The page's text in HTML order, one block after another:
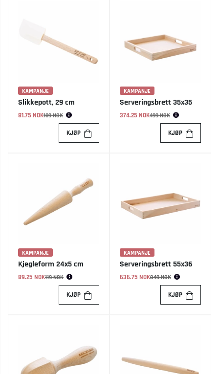
KAMPANJE
Slikkepott, 29 cm
81.75 NOK
Vanlig pris:109 NOK
KJØP
KAMPANJE
Serveringsbrett 35x35
374.25 NOK
Vanlig pris:499 NOK
KJØP
KAMPANJE
Kjegleform 24x5 cm
89.25 NOK
Vanlig pris:119 NOK
KJØP
KAMPANJE
Serveringsbrett 55x36
636.75 NOK
Vanlig pris:849 NOK
KJØP